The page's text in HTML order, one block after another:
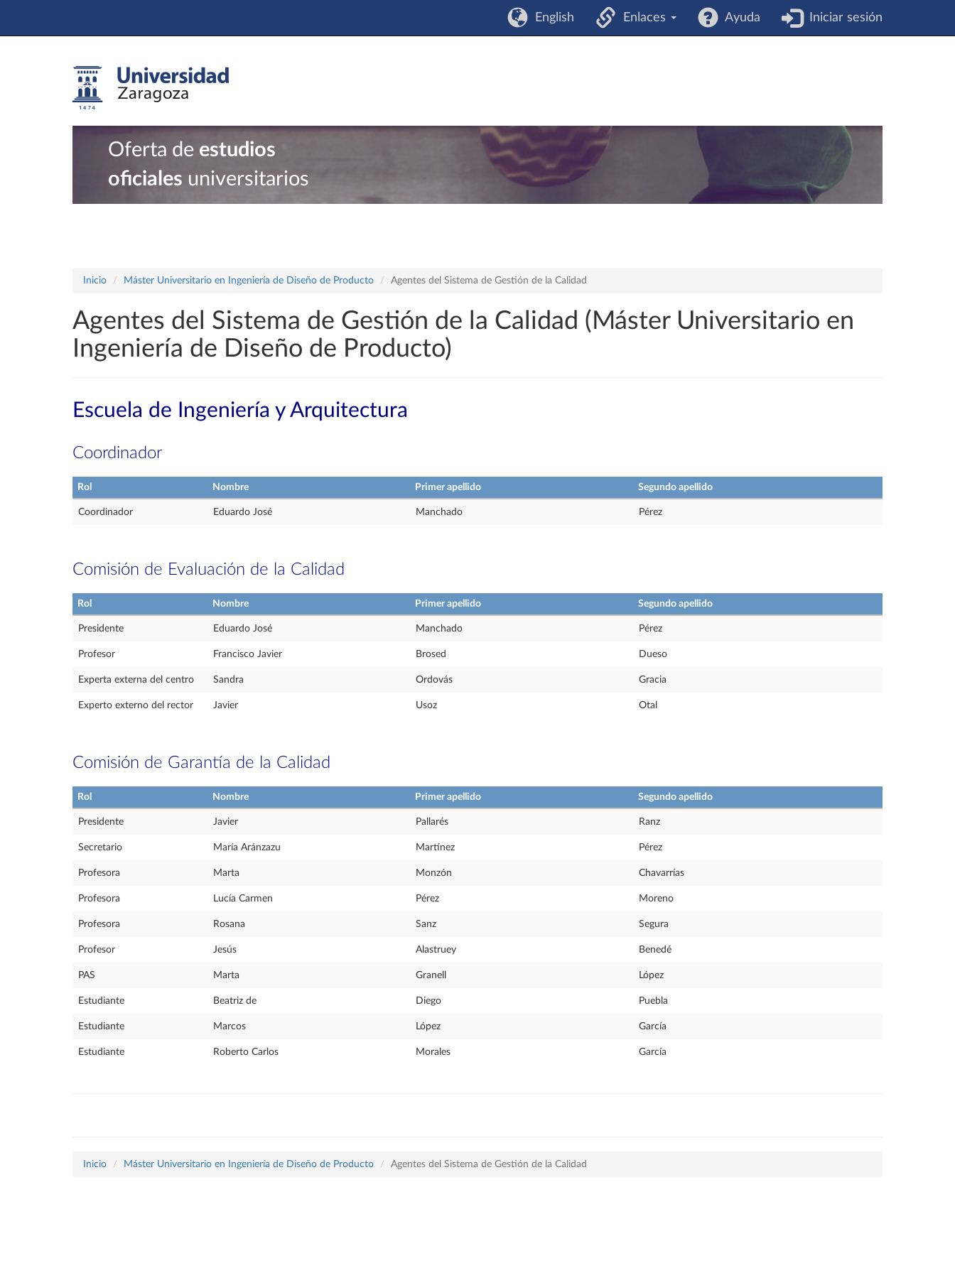
English Enlaces Ayuda Iniciar sesión
Oferta de estudios
oficiales universitarios
Inicio Máster Universitario en Ingeniería de Diseño de Producto Agentes del Sistema de Gestión de la Calidad
Agentes del Sistema de Gestión de la Calidad (Máster Universitario en
Ingeniería de Diseño de Producto)
Escuela de Ingeniería y Arquitectura
Coordinador
Rol Nombre Primer apellido Segundo apellido
Coordinador Eduardo José Manchado Pérez
Comisión de Evaluación de la Calidad
Rol Nombre Primer apellido Segundo apellido
Presidente Eduardo José Manchado Pérez
Profesor Francisco Javier Brosed Dueso
Experta externa del centro Sandra Ordovás Gracia
Experto externo del rector Javier Usoz Otal
Comisión de Garantía de la Calidad
Rol Nombre Primer apellido Segundo apellido
Presidente Javier Pallarés Ranz
Secretario María Aránzazu Martínez Pérez
Profesora Marta Monzón Chavarrías
Profesora Lucía Carmen Pérez Moreno
Profesora Rosana Sanz Segura
Profesor Jesús Alastruey Benedé
PAS Marta Granell López
Estudiante Beatriz de Diego Puebla
Estudiante Marcos López García
Estudiante Roberto Carlos Morales García
Inicio Máster Universitario en Ingeniería de Diseño de Producto Agentes del Sistema de Gestión de la Calidad